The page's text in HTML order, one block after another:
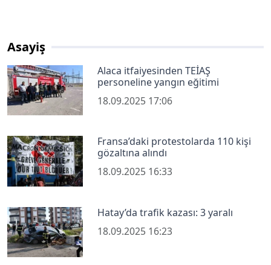
Asayiş
Alaca itfaiyesinden TEİAŞ
personeline yangın eğitimi
18.09.2025 17:06
Fransa’daki protestolarda 110 kişi
gözaltına alındı
18.09.2025 16:33
Hatay’da trafik kazası: 3 yaralı
18.09.2025 16:23